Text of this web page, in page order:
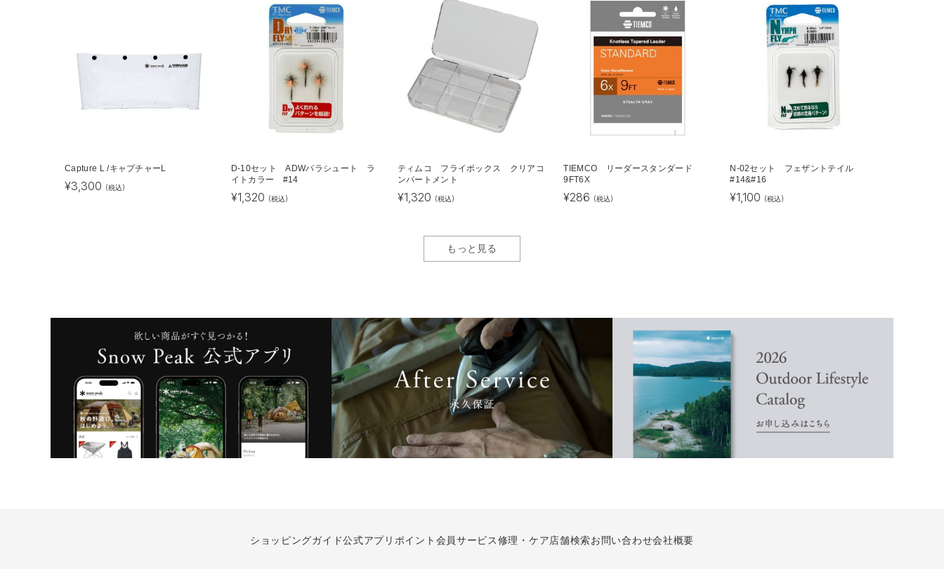
Capture L /キャプチャーL
¥3,300 (税込)
D-10セット ADWパラシュート ラ
イトカラー #14
¥1,320 (税込)
ティムコ フライボックス クリアコ
ンパートメント
¥1,320 (税込)
TIEMCO リーダースタンダード
9FT6X
¥286 (税込)
N-02セット フェザントテイル
#14&#16
¥1,100 (税込)
もっと見る
ショッピングガイド公式アプリ ポイント会員サービス修理・ケア店舗検索お問い合わせ会社概要